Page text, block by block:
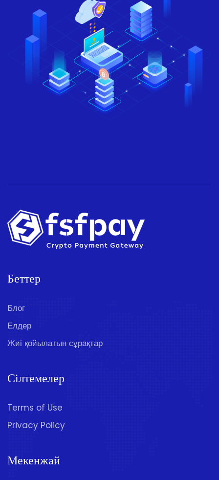
Беттер
Блог
Елдер
Жиі қойылатын сұрақтар
Сілтемелер
Terms of Use
Privacy Policy
Мекенжай